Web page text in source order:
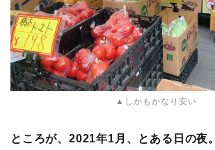
▲しかもかなり安い
ところが、2021年1月、とある日の夜。